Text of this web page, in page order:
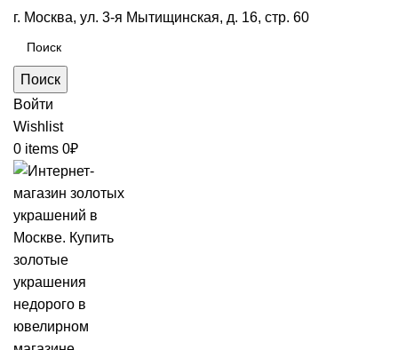
г. Москва, ул. 3-я Мытищинская, д. 16, стр. 60
Поиск
Войти
Wishlist
0 items 0₽